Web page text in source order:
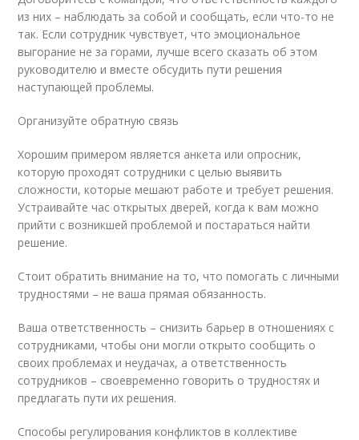
из них – наблюдать за собой и сообщать, если что-то не
так. Если сотрудник чувствует, что эмоциональное
выгорание не за горами, лучше всего сказать об этом
руководителю и вместе обсудить пути решения
наступающей проблемы.
Организуйте обратную связь
Хорошим примером является анкета или опросник,
которую проходят сотрудники с целью выявить
сложности, которые мешают работе и требует решения.
Устраивайте час открытых дверей, когда к вам можно
прийти с возникшей проблемой и постараться найти
решение.
Стоит обратить внимание на то, что помогать с личными
трудностями – не ваша прямая обязанность.
Ваша ответственность – снизить барьер в отношениях с
сотрудниками, чтобы они могли открыто сообщить о
своих проблемах и неудачах, а ответственность
сотрудников – своевременно говорить о трудностях и
предлагать пути их решения.
Способы регулирования конфликтов в коллективе